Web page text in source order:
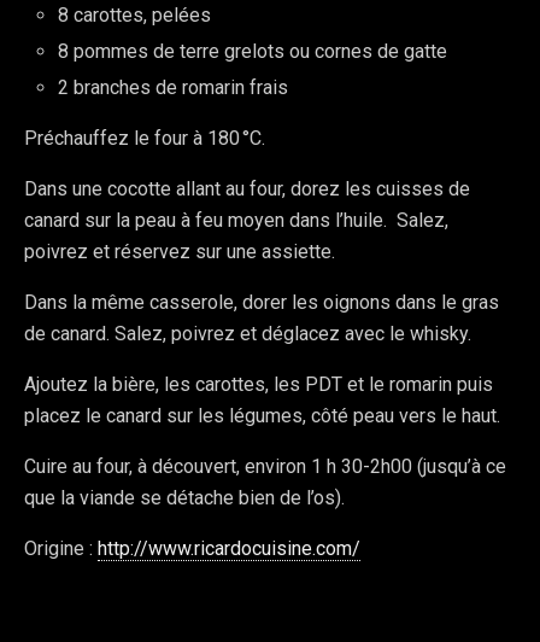
8 carottes, pelées
8 pommes de terre grelots ou cornes de gatte
2 branches de romarin frais
Préchauffez le four à 180 °C.
Dans une cocotte allant au four, dorez les cuisses de
canard sur la peau à feu moyen dans l’huile. Salez,
poivrez et réservez sur une assiette.
Dans la même casserole, dorer les oignons dans le gras
de canard. Salez, poivrez et déglacez avec le whisky.
Ajoutez la bière, les carottes, les PDT et le romarin puis
placez le canard sur les légumes, côté peau vers le haut.
Cuire au four, à découvert, environ 1 h 30-2h00 (jusqu’à ce
que la viande se détache bien de l’os).
Origine : http://www.ricardocuisine.com/